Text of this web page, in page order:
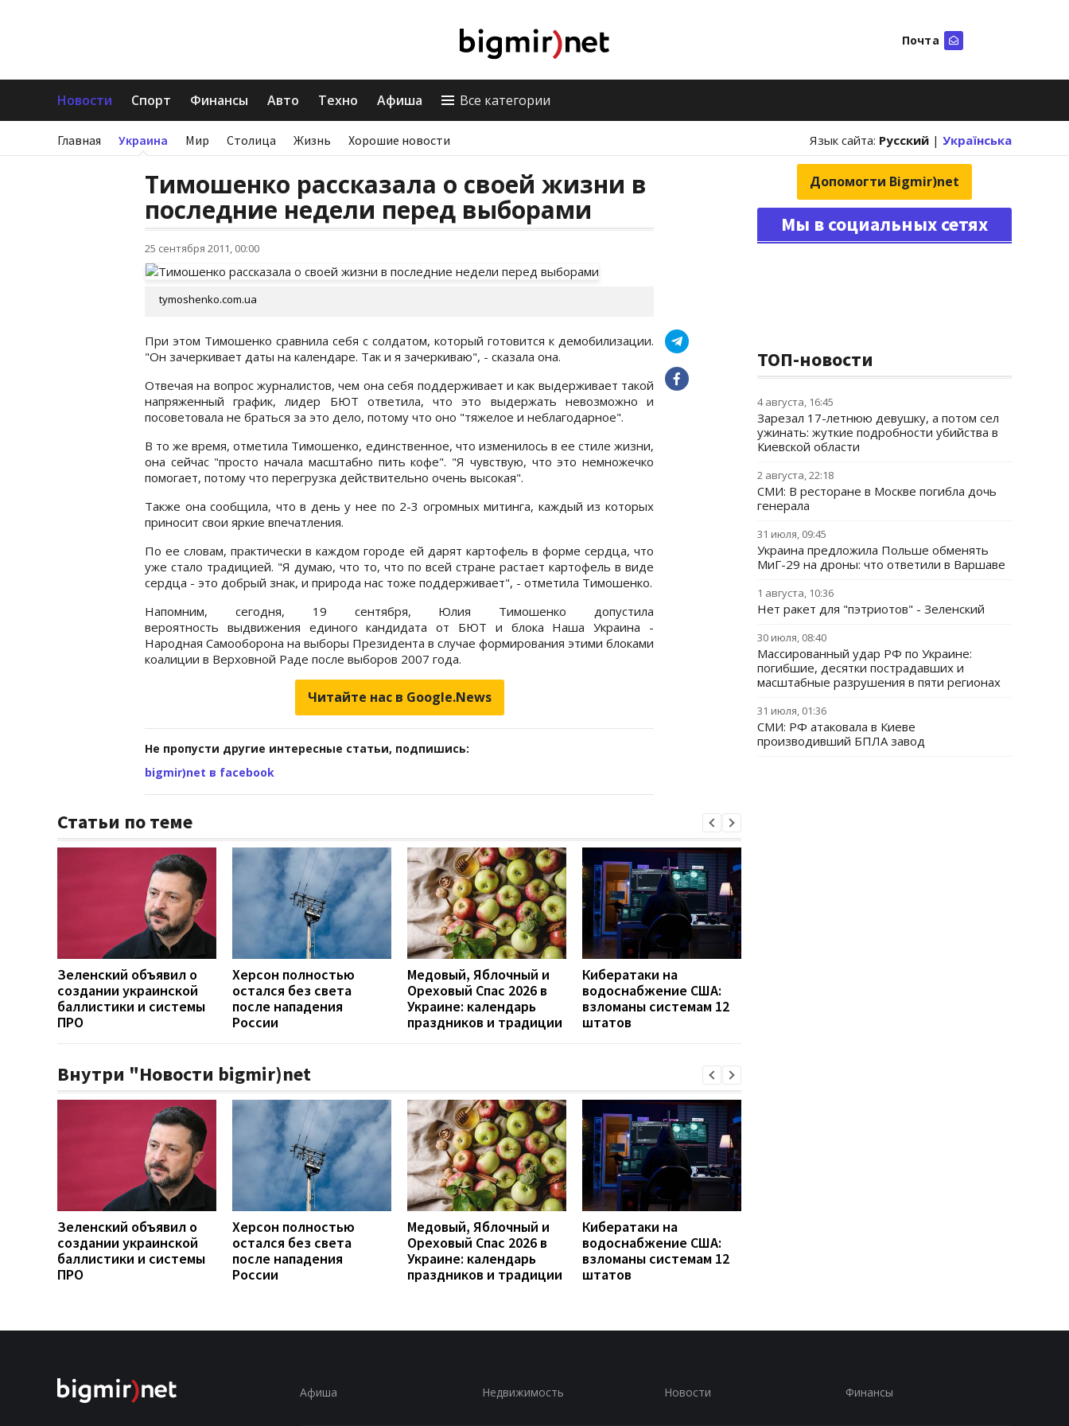
Почта
Новости Спорт Финансы Авто Техно Афиша Все категории
Главная Украина Мир Столица Жизнь Хорошие новости Язык сайта: Русский | Українська
Тимошенко рассказала о своей жизни в
последние недели перед выборами
25 сентября 2011, 00:00
tymoshenko.com.ua
При этом Тимошенко сравнила себя с солдатом, который готовится к демобилизации.
"Он зачеркивает даты на календаре. Так и я зачеркиваю", - сказала она.
Отвечая на вопрос журналистов, чем она себя поддерживает и как выдерживает такой
напряженный график, лидер БЮТ ответила, что это выдержать невозможно и
посоветовала не браться за это дело, потому что оно "тяжелое и неблагодарное".
В то же время, отметила Тимошенко, единственное, что изменилось в ее стиле жизни,
она сейчас "просто начала масштабно пить кофе". "Я чувствую, что это немножечко
помогает, потому что перегрузка действительно очень высокая".
Также она сообщила, что в день у нее по 2-3 огромных митинга, каждый из которых
приносит свои яркие впечатления.
По ее словам, практически в каждом городе ей дарят картофель в форме сердца, что
уже стало традицией. "Я думаю, что то, что по всей стране растает картофель в виде
сердца - это добрый знак, и природа нас тоже поддерживает", - отметила Тимошенко.
Напомним, сегодня, 19 сентября, Юлия Тимошенко допустила
вероятность выдвижения единого кандидата от БЮТ и блока Наша Украина -
Народная Самооборона на выборы Президента в случае формирования этими блоками
коалиции в Верховной Раде после выборов 2007 года.
Читайте нас в Google.News
Не пропусти другие интересные статьи, подпишись:
bigmir)net в facebook
Статьи по теме
Зеленский объявил о
создании украинской
баллистики и системы
ПРО
Херсон полностью
остался без света
после нападения
России
Медовый, Яблочный и
Ореховый Спас 2026 в
Украине: календарь
праздников и традиции
Кибератаки на
водоснабжение США:
взломаны системам 12
штатов
Внутри "Новости bigmir)net
Зеленский объявил о
создании украинской
баллистики и системы
ПРО
Херсон полностью
остался без света
после нападения
России
Медовый, Яблочный и
Ореховый Спас 2026 в
Украине: календарь
праздников и традиции
Кибератаки на
водоснабжение США:
взломаны системам 12
штатов
Допомогти Bigmir)net
Мы в социальных сетях
ТОП-новости
4 августа, 16:45
Зарезал 17-летнюю девушку, а потом сел
ужинать: жуткие подробности убийства в
Киевской области
2 августа, 22:18
СМИ: В ресторане в Москве погибла дочь
генерала
31 июля, 09:45
Украина предложила Польше обменять
МиГ-29 на дроны: что ответили в Варшаве
1 августа, 10:36
Нет ракет для "пэтриотов" - Зеленский
30 июля, 08:40
Массированный удар РФ по Украине:
погибшие, десятки пострадавших и
масштабные разрушения в пяти регионах
31 июля, 01:36
СМИ: РФ атаковала в Киеве
производивший БПЛА завод
Афиша Недвижимость Новости Финансы